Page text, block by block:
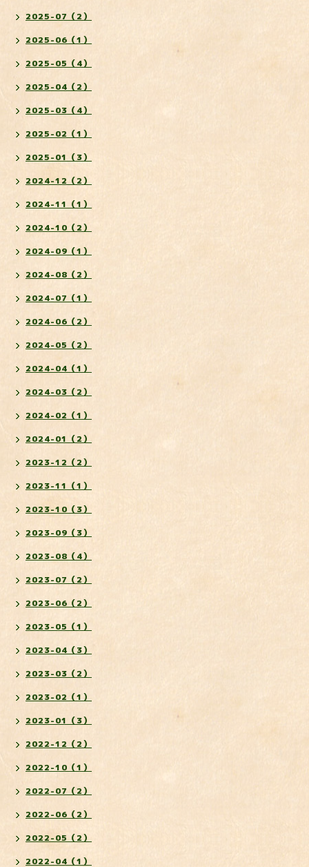
2025-07（2）
2025-06（1）
2025-05（4）
2025-04（2）
2025-03（4）
2025-02（1）
2025-01（3）
2024-12（2）
2024-11（1）
2024-10（2）
2024-09（1）
2024-08（2）
2024-07（1）
2024-06（2）
2024-05（2）
2024-04（1）
2024-03（2）
2024-02（1）
2024-01（2）
2023-12（2）
2023-11（1）
2023-10（3）
2023-09（3）
2023-08（4）
2023-07（2）
2023-06（2）
2023-05（1）
2023-04（3）
2023-03（2）
2023-02（1）
2023-01（3）
2022-12（2）
2022-10（1）
2022-07（2）
2022-06（2）
2022-05（2）
2022-04（1）